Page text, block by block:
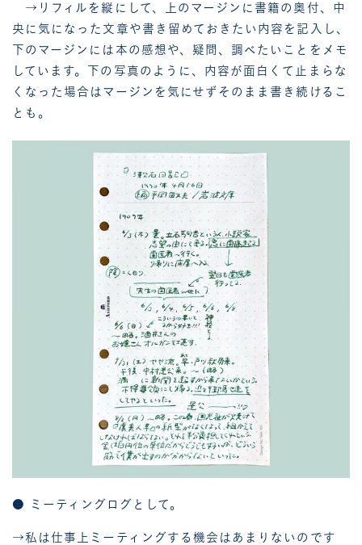
→リフィルを縦にして、上のマージンに書籍の奥付、中
央に気になった文章や書き留めておきたい内容を記入し、
下のマージンには本の感想や、疑問、調べたいことをメモ
しています。下の写真のように、内容が面白くて止まらな
くなった場合はマージンを気にせずそのまま書き続けるこ
とも。
● ミーティングログとして。
→私は仕事上ミーティングする機会はあまりないのです